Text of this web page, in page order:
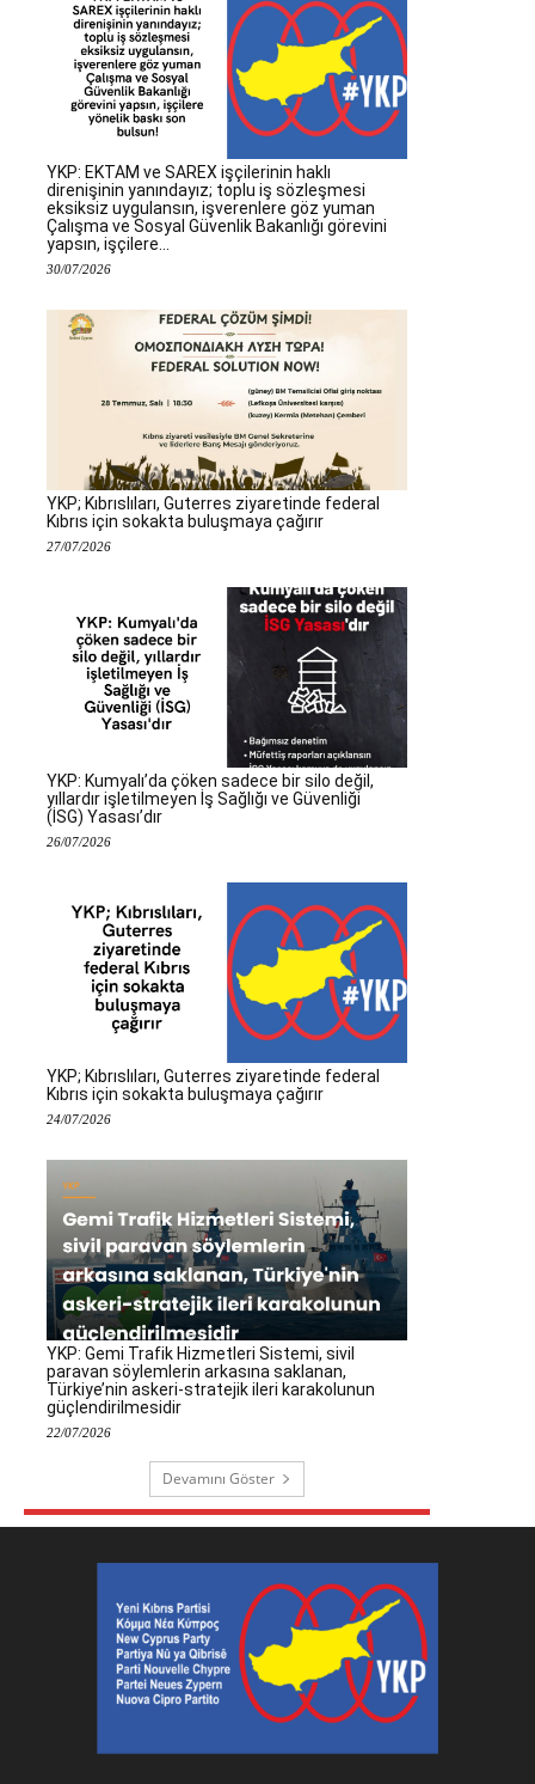
YKP: EKTAM ve SAREX işçilerinin haklı
direnişinin yanındayız; toplu iş sözleşmesi
eksiksiz uygulansın, işverenlere göz yuman
Çalışma ve Sosyal Güvenlik Bakanlığı görevini
yapsın, işçilere...
30/07/2026
YKP; Kıbrıslıları, Guterres ziyaretinde federal
Kıbrıs için sokakta buluşmaya çağırır
27/07/2026
YKP: Kumyalı’da çöken sadece bir silo değil,
yıllardır işletilmeyen İş Sağlığı ve Güvenliği
(İSG) Yasası’dır
26/07/2026
YKP; Kıbrıslıları, Guterres ziyaretinde federal
Kıbrıs için sokakta buluşmaya çağırır
24/07/2026
YKP: Gemi Trafik Hizmetleri Sistemi, sivil
paravan söylemlerin arkasına saklanan,
Türkiye’nin askeri-stratejik ileri karakolunun
güçlendirilmesidir
22/07/2026
Devamını Göster